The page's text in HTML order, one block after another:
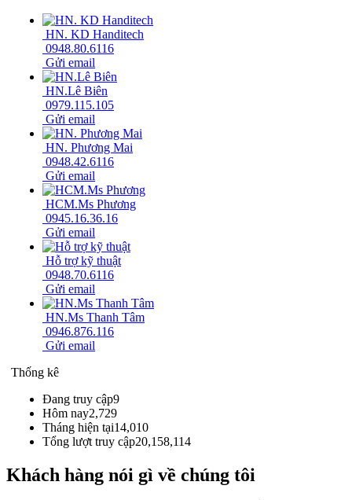
HN. KD Handitech
0948.80.6116
Gửi email
HN.Lê Biên
0979.115.105
Gửi email
HN. Phương Mai
0948.42.6116
Gửi email
HCM.Ms Phương
0945.16.36.16
Gửi email
Hỗ trợ kỹ thuật
0948.70.6116
Gửi email
HN.Ms Thanh Tâm
0946.876.116
Gửi email
Thống kê
Đang truy cập9
Hôm nay2,729
Tháng hiện tại14,010
Tổng lượt truy cập20,158,114
Khách hàng nói gì về chúng tôi